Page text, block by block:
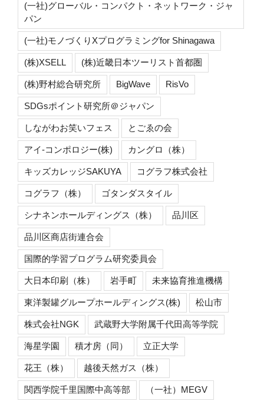
(一社)グローバル・コンパクト・ネットワーク・ジャ
パン
(一社)モノづくりXプログラミングfor Shinagawa
(株)XSELL (株)近畿日本ツーリスト首都圏
(株)野村総合研究所 BigWave RisVo
SDGsポイント研究所＠ジャパン
しながわお笑いフェス とごゑの会
アイ-コンポロジー(株) カングロ（株）
キッズカレッジSAKUYA コグラフ株式会社
コグラフ（株） ゴタンダスタイル
シナネンホールディングス（株） 品川区
品川区商店街連合会
国際的学習プログラム研究委員会
大日本印刷（株） 岩手町 未来協育推進機構
東洋製罐グループホールディングス(株) 松山市
株式会社NGK 武蔵野大学附属千代田高等学院
海星学園 積才房（同） 立正大学
花王（株） 越後天然ガス（株）
関西学院千里国際中高等部 （一社）MEGV